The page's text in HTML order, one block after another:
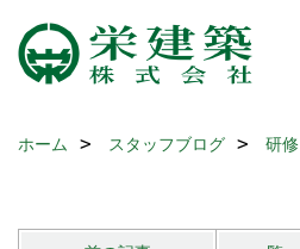
ホーム スタッフブログ 研修